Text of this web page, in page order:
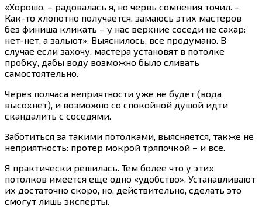
«Хорошо, – радовалась я, но червь сомнения точил. –
Как-то хлопотно получается, замаюсь этих мастеров
без финиша кликать – у нас верхние соседи не сахар:
нет-нет, а зальют». Выяснилось, все продумано. В
случае если захочу, мастера установят в потолке
пробку, дабы воду возможно было сливать
самостоятельно.
Через полчаса неприятности уже не будет (вода
высохнет), и возможно со спокойной душой идти
скандалить с соседями.
Заботиться за такими потолками, выясняется, также не
неприятность: протер мокрой тряпочкой – и все.
Я практически решилась. Тем более что у этих
потолков имеется еще одно «удобство». Устанавливают
их достаточно скоро, но, действительно, сделать это
смогут лишь эксперты.